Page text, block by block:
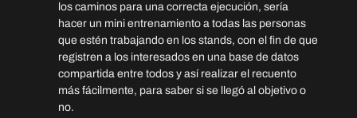
los caminos para una correcta ejecución, sería
hacer un mini entrenamiento a todas las personas
que estén trabajando en los stands, con el fin de que
registren a los interesados en una base de datos
compartida entre todos y así realizar el recuento
más fácilmente, para saber si se llegó al objetivo o
no.